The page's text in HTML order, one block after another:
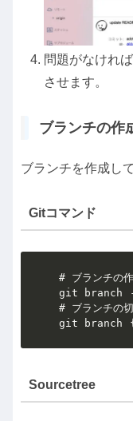
問題がなければ
させます。
ブランチの
ブランチを作成し
Gitコマンド
# ブランチの
git branch -
# ブランチの
git branch {
Sourcetree